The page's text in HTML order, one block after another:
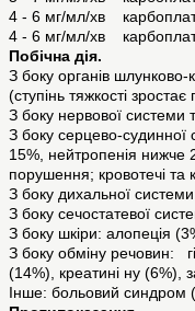
4 - 6 мг/мл/хв
4 - 6 мг/мл/хв
Побічна дія.
З боку органів
(ступінь тяжкості
З боку нервової системи
З боку серцево-судинної
15%, нейтропенія нижче
порушення; кровотечі та
З боку дихальної
З боку сечостатевої
З боку шкіри: алопеція
З боку обміну речовин:
(14%), креатині ну (6%),
Інше: больовий синдром